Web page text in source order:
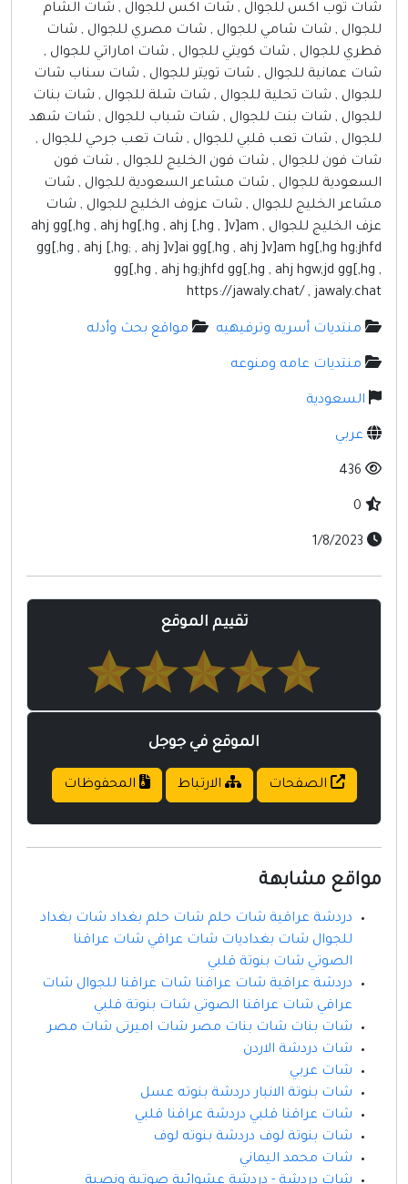
شات توب اكس للجوال , شات اكس للجوال , شات الشام
للجوال , شات شامي للجوال , شات مصري للجوال , شات
قطري للجوال , شات كويتي للجوال , شات اماراتي للجوال ,
شات عمانية للجوال , شات تويتر للجوال , شات سناب شات
للجوال , شات تحلية للجوال , شات شلة للجوال , شات بنات
للجوال , شات بنت للجوال , شات شباب للجوال , شات شهد
للجوال , شات تعب قلبي للجوال , شات تعب جرحي للجوال ,
شات فون للجوال , شات فون الخليج للجوال , شات فون
السعودية للجوال , شات مشاعر السعودية للجوال , شات
مشاعر الخليج للجوال , شات عزوف الخليج للجوال , شات
عزف الخليج للجوال , ahj gg[,hg , ahj hg[,hg , ahj [,hg , ]v]am
gg[,hg , ahj [,hg; , ahj ]v]ai gg[,hg , ahj ]v]am hg[,hg hg;jhfd
gg[,hg , ahj hg;jhfd gg[,hg , ahj hgw,jd gg[,hg ,
https://jawaly.chat/ , jawaly.chat
منتديات أسريه وترفيهيه مواقع بحث وأدله
منتديات عامه ومنوعه
السعودية
عربي
تقييم الموقع
الموقع في جوجل
الصفحات الارتباط المحفوظات
مواقع مشابهة
دردشة عراقية شات حلم شات حلم بغداد شات بغداد
للجوال شات بغداديات شات عراقي شات عراقنا
الصوتي شات بنوتة قلبي
دردشة عراقية شات عراقنا شات عراقنا للجوال شات
عراقي شات عراقنا الصوتي شات بنوتة قلبي
شات بنات شات بنات مصر شات اميرتى شات مصر
شات دردشة الاردن
شات عربي
شات بنوتة الانبار دردشة بنوته عسل
شات عراقنا قلبي دردشة عراقنا قلبي
شات بنوتة لوف دردشة بنوته لوف
شات محمد اليماني